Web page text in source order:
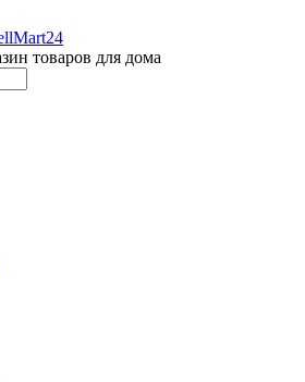
товаров для дома